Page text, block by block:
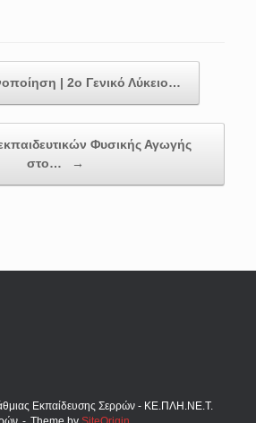
| 2ο Γενικό Λύκειο…
Φυσικής Αγωγής
στο…
→
Εκπαίδευσης Σερρών - ΚΕ.ΠΛΗ.ΝΕ.Τ.